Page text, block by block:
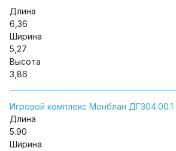
Длина
6,36
Ширина
5,27
Высота
3,86
Игровой комплекс Монблан ДГ304.00.1
Длина
5.90
Ширина